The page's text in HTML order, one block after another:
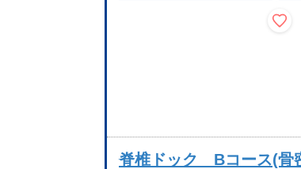
脊椎ドック Bコース(骨